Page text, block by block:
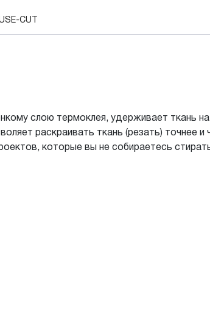
CUT
слою термоклея, удерживает ткань
раскраивать ткань (резать) точнее
которые вы не собираетесь